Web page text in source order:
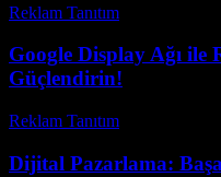
Reklam Tanıtım
Google Display Ağı
Güçlendirin!
Reklam Tanıtım
Dijital Pazarlama: